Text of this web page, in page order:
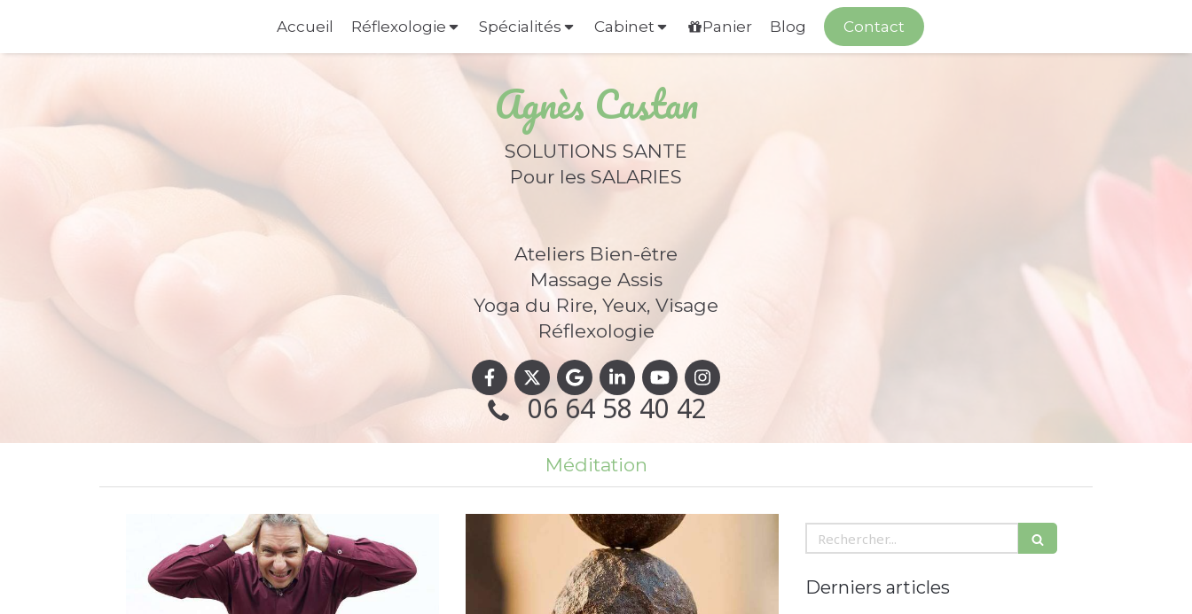
Accueil Réflexologie Spécialités Cabinet Panier Blog Contact
Agnès Castan
SOLUTIONS SANTE
Pour les SALARIES
Ateliers Bien-être
Massage Assis
Yoga du Rire, Yeux, Visage
Réflexologie
06 64 58 40 42
Méditation
Rechercher
Derniers articles